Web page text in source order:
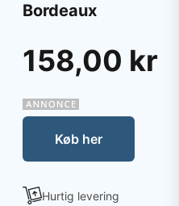
Bordeaux
158,00 kr
Køb her
Hurtig levering